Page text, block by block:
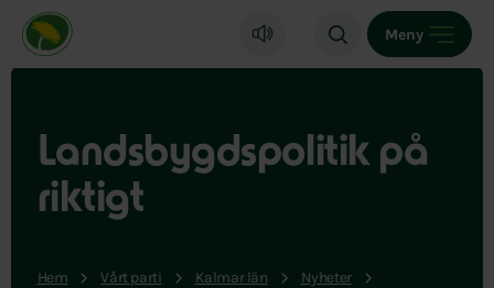
Miljöpartiet de gröna, startsida
Meny
Landsbygdspolitik på
riktigt
Hem Vårt parti Kalmar län
Nyheter